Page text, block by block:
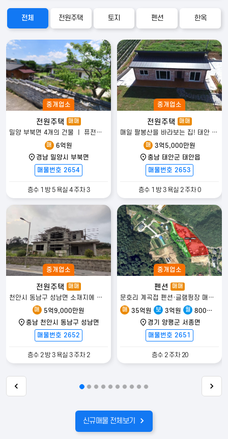
전체 전원주택 토지 펜션 한옥
중개업소
전원주택 매매
밀양 부북면 4개의 건물 ㅣ 퓨전한옥 전원주택 매매
매 6억원
경남 밀양시 부북면
매물번호 2654
층수 1 방 5 욕실 4 주차 3
중개업소
전원주택 매매
매일 팔봉산을 바라보는 집! 태안 신축 전원주택
매
3억5,000만원
충남 태안군 태안읍
매물번호 2653
층수 1 방 3 욕실 2 주차 0
중개업소
전원주택 매매
천안시 동남구 성남면 소재지에 위치한 건축중인 전원주택 매매!!
매 5억9,000만원
충남 천안시 동남구 성남면
매물번호 2652
층수 2 방 3 욕실 3 주차 2
중개업소
펜션 매매
문호리 계곡접 펜션·글램핑장 매매/분리매매/임대 모두 협의 가능
매 35억원 보 3억원 월
800만원
경기 양평군 서종면
매물번호 2651
층수 2 주차 20
신규매물 전체보기